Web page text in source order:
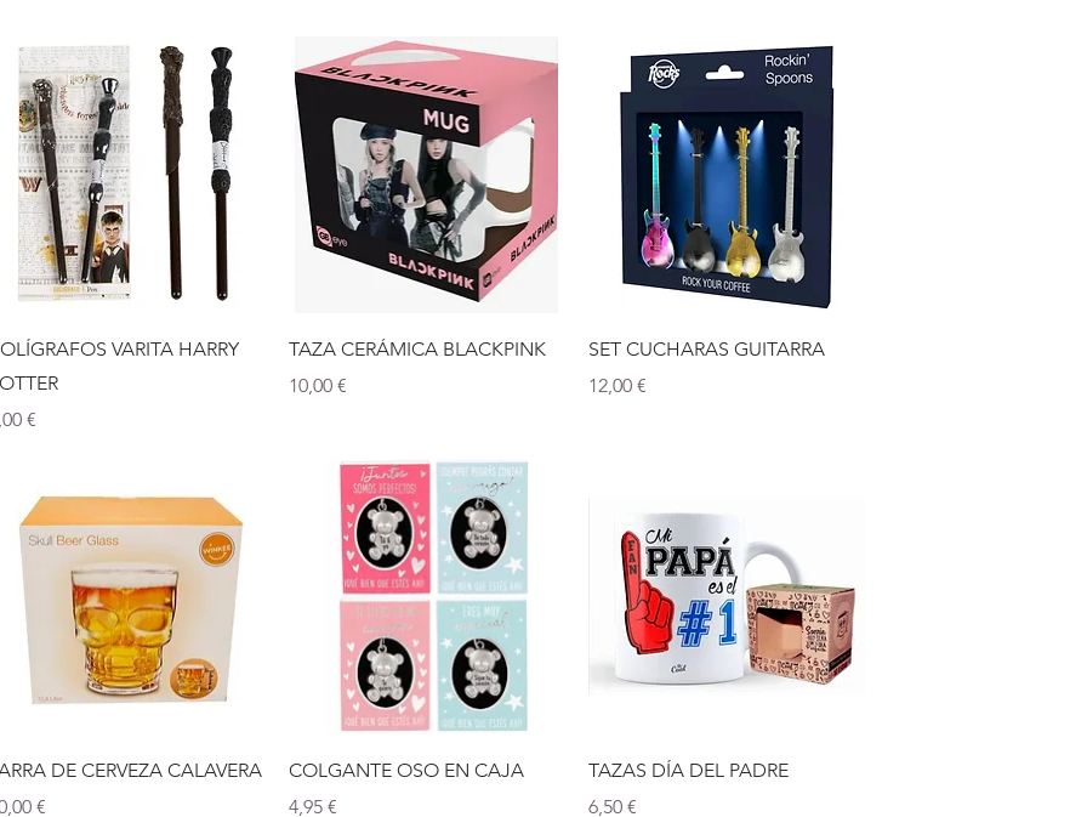
Vista rápida
VARITA HARRY
€
Vista rápida
TAZA CERÁMICA BLACKPINK
Precio
10,00 €
Vista rápida
SET CUCHARAS GUITARRA
Precio
12,00 €
Vista rápida
DE CERVEZA CALAVERA
€
Vista rápida
COLGANTE OSO EN CAJA
Precio
4,95 €
Vista rápida
TAZAS DÍA DEL PADRE
Precio
6,50 €